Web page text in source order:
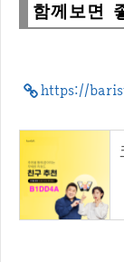
함께보면
https://